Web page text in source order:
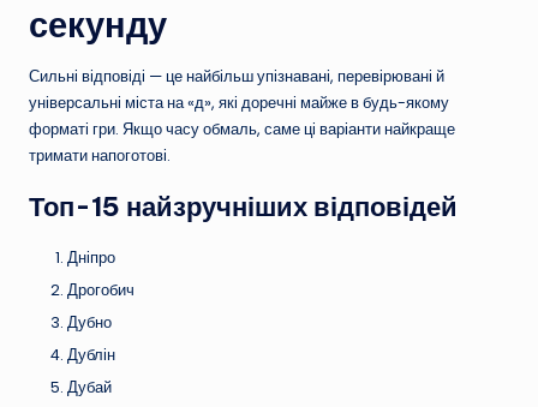
секунду
Сильні відповіді — це найбільш упізнавані, перевірювані й
універсальні міста на «д», які доречні майже в будь-якому
форматі гри. Якщо часу обмаль, саме ці варіанти найкраще
тримати напоготові.
Топ-15 найзручніших відповідей
Дніпро
Дрогобич
Дубно
Дублін
Дубай